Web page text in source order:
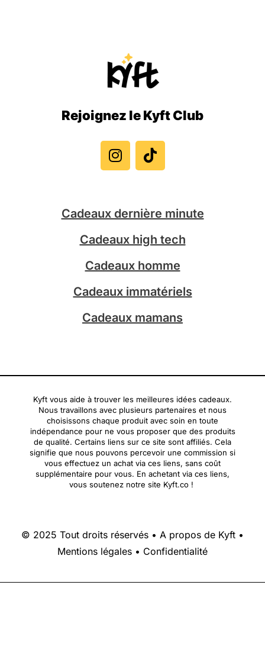
Rejoignez le Kyft Club
n
s
t
r
a
m
i
k
t
Cadeaux dernière minute
Cadeaux high tech
Cadeaux homme
Cadeaux immatériels
Cadeaux mamans
Kyft vous aide à trouver les meilleures idées cadeaux.
Nous travaillons avec plusieurs partenaires et nous
choisissons chaque produit avec soin en toute
indépendance pour ne vous proposer que des produits
de qualité. Certains liens sur ce site sont affiliés. Cela
signifie que nous pouvons percevoir une commission si
vous effectuez un achat via ces liens, sans coût
supplémentaire pour vous. En achetant via ces liens,
vous soutenez notre site Kyft.co !
© 2025 Tout droits réservés • A propos de Kyft •
Mentions légales • Confidentialité